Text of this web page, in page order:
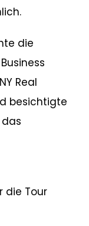
die
Real
besichtigte
die Tour